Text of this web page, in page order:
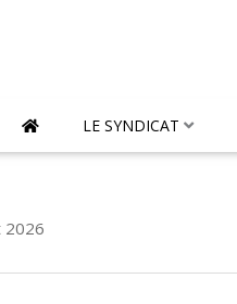
LE SYNDICAT
2026